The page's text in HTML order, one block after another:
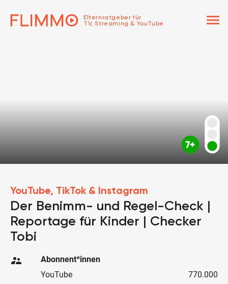
Elternratgeber für
TV, Streaming & YouTube
menu
YouTube, TikTok & Instagram
Der Benimm- und Regel-Check |
Reportage für Kinder | Checker
Tobi
supervisor_account
Abonnent*innen
YouTube
770.000